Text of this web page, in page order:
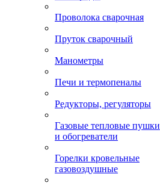
Проволока сварочная
Пруток сварочный
Манометры
Печи и термопеналы
Редукторы, регуляторы
Газовые тепловые пушки
и обогреватели
Горелки кровельные
газовоздушные